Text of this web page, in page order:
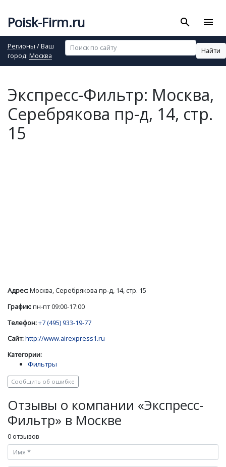
Poisk-Firm.ru search menu
Регионы / Ваш
город: Москва
Найти
Экспресс-Фильтр: Москва,
Серебрякова пр-д, 14, стр.
15
Адрес:Москва, Серебрякова пр-д, 14, стр. 15
График:пн-пт 09:00-17:00
Телефон:+7 (495) 933-19-77
Сайт:http://www.airexpress1.ru
Категории:
Фильтры
Сообщить об ошибке
Отзывы о компании «Экспресс-
Фильтр» в Москве
0 отзывов